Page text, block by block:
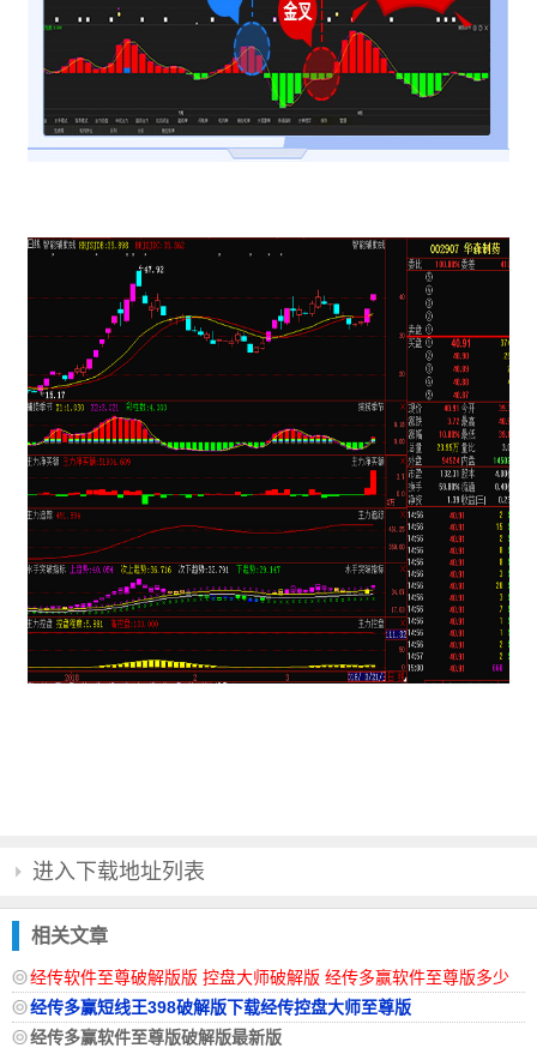
进入下载地址列表
相关文章
经传软件至尊破解版版 控盘大师破解版 经传多赢软件至尊版多少
钱
经传多赢短线王398破解版下载经传控盘大师至尊版
经传多赢软件至尊版破解版最新版